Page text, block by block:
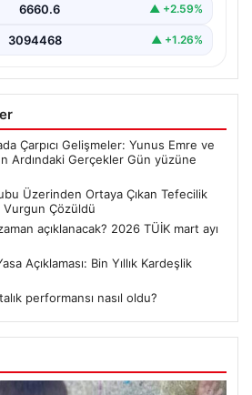
6660.6 ▲ +2.59%
3094468 ▲ +1.26%
Çarpıcı Gelişmeler: Yunus Emre ve
Ardındaki Gerçekler Gün yüzüne
Üzerinden Ortaya Çıkan Tefecilik
Vurgun Çözüldü
açıklanacak? 2026 TÜİK mart ayı
Açıklaması: Bin Yıllık Kardeşlik
performansı nasıl oldu?